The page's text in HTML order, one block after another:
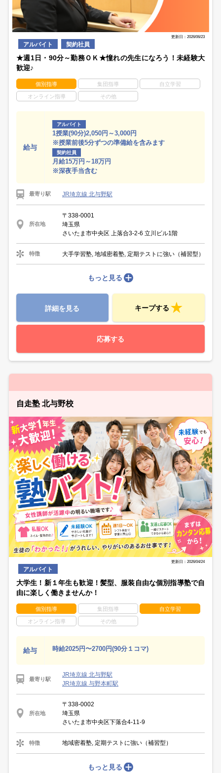
更新日：2026/06/23
アルバイト 契約社員
★週1日・90分～勤務ＯＫ★憧れの先生になろう！未経験大
歓迎♪
個別指導 集団指導 自立学習
オンライン指導 その他
給与
アルバイト
1授業(90分)2,050円～3,000円
※授業前後5分ずつの準備給を含みます
契約社員
月給15万円～18万円
※深夜手当含む
最寄り駅 JR埼京線 北与野駅
所在地
〒338-0001
埼玉県
さいたま市中央区 上落合3-2-6 立川ビル1階
特徴 大手学習塾, 地域密着塾, 定期テストに強い（補習型）
もっと見る
詳細を見る キープする
応募する
自走塾 北与野校
更新日：2026/04/24
アルバイト
大学生！新１年生も歓迎！髪型、服装自由な個別指導塾で自
由に楽しく働きませんか！
個別指導 集団指導 自立学習
オンライン指導 その他
給与 時給2025円〜2700円(90分１コマ)
最寄り駅
JR埼京線 北与野駅
JR埼京線 与野本町駅
所在地
〒338-0002
埼玉県
さいたま市中央区下落合4-11-9
特徴 地域密着塾, 定期テストに強い（補習型）
もっと見る